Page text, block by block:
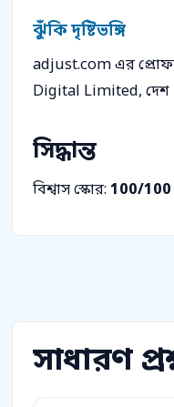
ঝুঁকি দৃষ্টিভঙ্গি
adjust.com এর
Digital Limited, দেশ
সিদ্ধান্ত
বিশ্বাস স্কোর: 100/100
সাধারণ